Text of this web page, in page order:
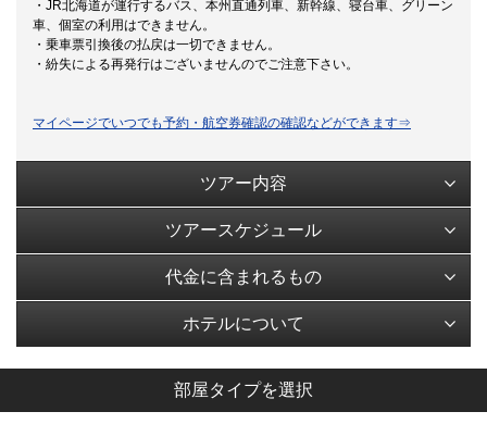
・JR北海道が運行するバス、本州直通列車、新幹線、寝台車、グリーン
車、個室の利用はできません。
・乗車票引換後の払戻は一切できません。
・紛失による再発行はございませんのでご注意下さい。
マイページでいつでも予約・航空券確認の確認などができます⇒
ツアー内容
ツアースケジュール
代金に含まれるもの
ホテルについて
部屋タイプを選択